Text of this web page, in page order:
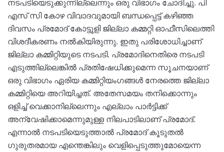
നടപടിയെടുക്കുന്നില്ലെന്നും ഒരു വിഭാഗം ചോദിച്ചു. പി
എസ് സി കോഴ വിവാദവുമായി ബന്ധപ്പെട്ട് കഴിഞ്ഞ
ദിവസം പ്രമോദ് കോട്ടൂളി ജില്ലാ കമ്മറ്റി ഓഫീസിലെത്തി
വിശദീകരണം നല്‍കിയിരുന്നു. ഇതു പരിശോധിച്ചാണ്
ജില്ലാ കമ്മിറ്റിയുടെ നടപടി. പ്രമോദിനെതിരെ നടപടി
എടുത്തില്ലെങ്കില്‍ പ്രതിഷേധിക്കുമെന്ന സൂചനയാണ്
ഒരു വിഭാഗം ഏരിയ കമ്മിറ്റിയംഗങ്ങള്‍ നേരത്തെ ജില്ലാ
കമ്മിറ്റിയെ അറിയിച്ചത്. അതേസമയം തനിക്കൊന്നും
ഒളിച്ച് വെക്കാനില്ലെന്നും എല്ലാം പാര്‍ട്ടിക്ക്
അന്വേഷിക്കാമെന്നുമുള്ള നിലപാടിലാണ് പ്രമോദ്.
എന്നാല്‍ നടപടിയെടുത്താല്‍ പ്രമോദ് കൂടുതല്‍
ഗുരുതരമായ എന്തെങ്കിലും വെളിപ്പെടുത്തുമോയെന്ന